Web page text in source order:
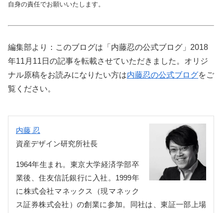
自身の責任でお願いいたします。
編集部より：このブログは「内藤忍の公式ブログ」2018
年11月11日の記事を転載させていただきました。オリジ
ナル原稿をお読みになりたい方は内藤忍の公式ブログをご
覧ください。
内藤 忍
資産デザイン研究所社長
1964年生まれ。東京大学経済学部卒
業後、住友信託銀行に入社。1999年
に株式会社マネックス（現マネック
ス証券株式会社）の創業に参加。同社は、東証一部上場